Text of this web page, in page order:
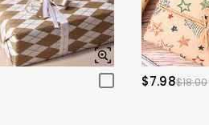
$7.98$18.00